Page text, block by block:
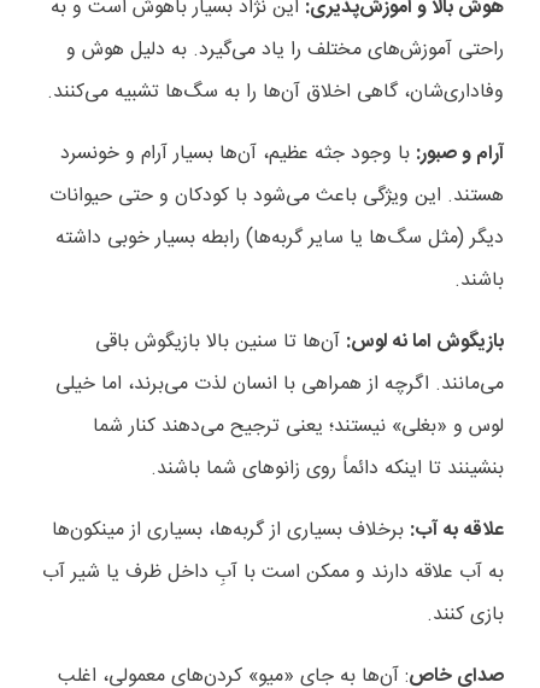
هوش بالا و آموزش‌پذیری: این نژاد بسیار باهوش است و به
راحتی آموزش‌های مختلف را یاد می‌گیرد. به دلیل هوش و
وفاداری‌شان، گاهی اخلاق آن‌ها را به سگ‌ها تشبیه می‌کنند.
آرام و صبور: با وجود جثه عظیم، آن‌ها بسیار آرام و خونسرد
هستند. این ویژگی باعث می‌شود با کودکان و حتی حیوانات
دیگر (مثل سگ‌ها یا سایر گربه‌ها) رابطه بسیار خوبی داشته
باشند.
بازیگوش اما نه لوس: آن‌ها تا سنین بالا بازیگوش باقی
می‌مانند. اگرچه از همراهی با انسان لذت می‌برند، اما خیلی
لوس و «بغلی» نیستند؛ یعنی ترجیح می‌دهند کنار شما
بنشینند تا اینکه دائماً روی زانوهای شما باشند.
علاقه به آب: برخلاف بسیاری از گربه‌ها، بسیاری از مینکون‌ها
به آب علاقه دارند و ممکن است با آبِ داخل ظرف یا شیر آب
بازی کنند.
صدای خاص: آن‌ها به جای «میو» کردن‌های معمولی، اغلب